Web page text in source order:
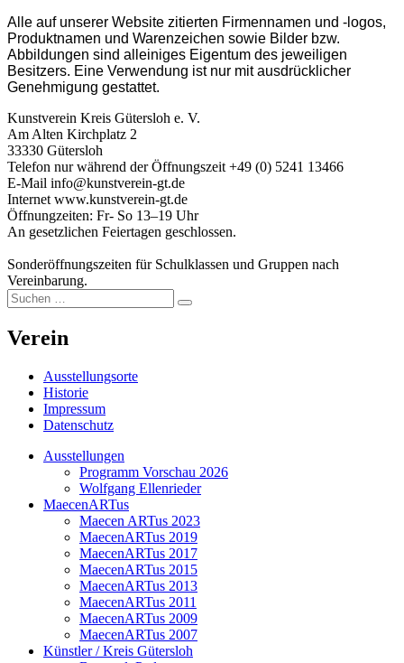
Alle auf unserer Website zitierten Firmennamen und -logos,
Produktnamen und Warenzeichen sowie Bilder bzw.
Abbildungen sind alleiniges Eigentum des jeweiligen
Besitzers. Eine Verwendung ist nur mit ausdrücklicher
Genehmigung gestattet.
Kunstverein Kreis Gütersloh e. V.
Am Alten Kirchplatz 2
33330 Gütersloh
Telefon nur während der Öffnungszeit +49 (0) 5241 13466
E-Mail info@kunstverein-gt.de
Internet www.kunstverein-gt.de
Öffnungzeiten: Fr- So 13–19 Uhr
An gesetzlichen Feiertagen geschlossen.
Sonderöffnungszeiten für Schulklassen und Gruppen nach
Vereinbarung.
Suchen
nach:
Suchen
Verein
Ausstellungsorte
Historie
Impressum
Datenschutz
Ausstellungen
Programm Vorschau 2026
Wolfgang Ellenrieder
MaecenARTus
Maecen ARTus 2023
MaecenARTus 2019
MaecenARTus 2017
MaecenARTus 2015
MaecenARTus 2013
MaecenARTus 2011
MaecenARTus 2009
MaecenARTus 2007
Künstler / Kreis Gütersloh